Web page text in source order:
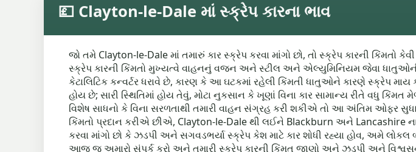
💷 Clayton-le-Dale માં સ્ક્રેપ કારના ભાવ
જો તમે Clayton-le-Dale માં તમારું કાર સ્ક્રેપ કરવા માંગો છો, તો સ્ક્રેપ કારની કિંમતો
સ્ક્રેપ કારની કિંમતો મુખ્યત્વે વાહનનું વજન અને સ્ટીલ અને એલ્યુમિનિયમ જેવા
કેટાલિટિક કન્વર્ટર ધરાવે છે, કારણ કે આ ઘટકમાં રહેલી કિંમતી ધાતુઓને કારણે સ્ક્રેપ
હોય છે; સારી સ્થિતિમાં હોય તેવું, મોટા નુકસાન કે ખૂણાં વિના કાર સામાન્ય રીતે વધુ
વિશેષ સાધનો કે વિના સરળતાથી તમારી વાહન સંગ્રહ કરી શકીએ તો આ અંતિમ ઓફર
કિંમતો પ્રદાન કરીએ છીએ, Clayton-le-Dale થી લઈને Blackburn અને Lancashire
કરવા માંગો છો કે ઝડપી અને સગવડભર્યા સ્ક્રેપ કેશ માટે કાર શોધી રહ્યા હોવ, અમે
આજ જ અમારો સંપર્ક કરો અને તમારી સ્ક્રેપ કારની કિંમત જાણો અને ઝડપી અને